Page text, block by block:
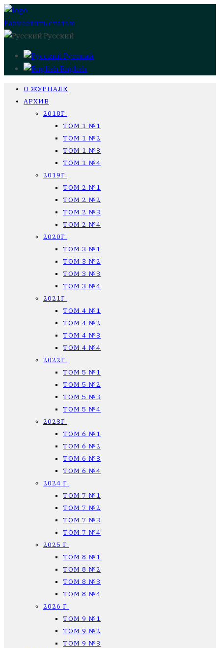
Разместить статью
Русский
Русский
English
О ЖУРНАЛЕ
АРХИВ
2018Г.
ТОМ 1 №1
ТОМ 1 №2
ТОМ 1 №3
ТОМ 1 №4
2019Г.
ТОМ 2 №1
ТОМ 2 №2
ТОМ 2 №3
ТОМ 2 №4
2020Г.
ТОМ 3 №1
ТОМ 3 №2
ТОМ 3 №3
ТОМ 3 №4
2021Г.
ТОМ 4 №1
ТОМ 4 №2
ТОМ 4 №3
ТОМ 4 №4
2022Г.
ТОМ 5 №1
ТОМ 5 №2
ТОМ 5 №3
ТОМ 5 №4
2023Г.
ТОМ 6 №1
ТОМ 6 №2
ТОМ 6 №3
ТОМ 6 №4
2024 Г.
ТОМ 7 №1
ТОМ 7 №2
ТОМ 7 №3
ТОМ 7 №4
2025 Г.
ТОМ 8 №1
ТОМ 8 №2
ТОМ 8 №3
ТОМ 8 №4
2026 Г.
ТОМ 9 №1
ТОМ 9 №2
ТОМ 9 №3